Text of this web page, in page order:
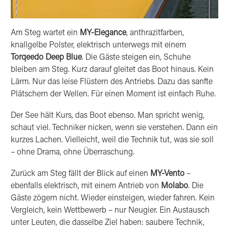
Am Steg wartet ein MY-Elegance, anthrazitfarben,
knallgelbe Polster, elektrisch unterwegs mit einem
Torqeedo Deep Blue. Die Gäste steigen ein, Schuhe
bleiben am Steg. Kurz darauf gleitet das Boot hinaus. Kein
Lärm. Nur das leise Flüstern des Antriebs. Dazu das sanfte
Plätschern der Wellen. Für einen Moment ist einfach Ruhe.
Der See hält Kurs, das Boot ebenso. Man spricht wenig,
schaut viel. Techniker nicken, wenn sie verstehen. Dann ein
kurzes Lachen. Vielleicht, weil die Technik tut, was sie soll
– ohne Drama, ohne Überraschung.
Zurück am Steg fällt der Blick auf einen MY-Vento –
ebenfalls elektrisch, mit einem Antrieb von Molabo. Die
Gäste zögern nicht. Wieder einsteigen, wieder fahren. Kein
Vergleich, kein Wettbewerb – nur Neugier. Ein Austausch
unter Leuten, die dasselbe Ziel haben: saubere Technik,